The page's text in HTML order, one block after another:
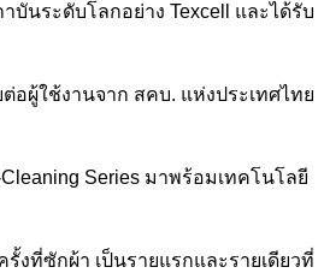
บันระดับโลกอย่าง Texcell และได้รับ
อผู้ใช้งานจาก สคบ. แห่งประเทศไทย
Series มาพร้อมเทคโนโลยี
รั้งที่ซักผ้า เป็นรายแรกและรายเดียวที่